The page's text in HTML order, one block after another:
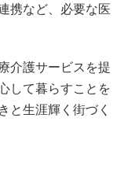
携など、必要な医
介護サービスを提
して暮らすことを
と生涯輝く街づく